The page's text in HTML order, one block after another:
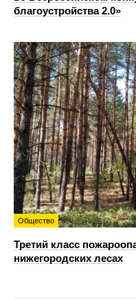
благоустройства 2.0»
Общество
Третий класс
нижегородских лесах